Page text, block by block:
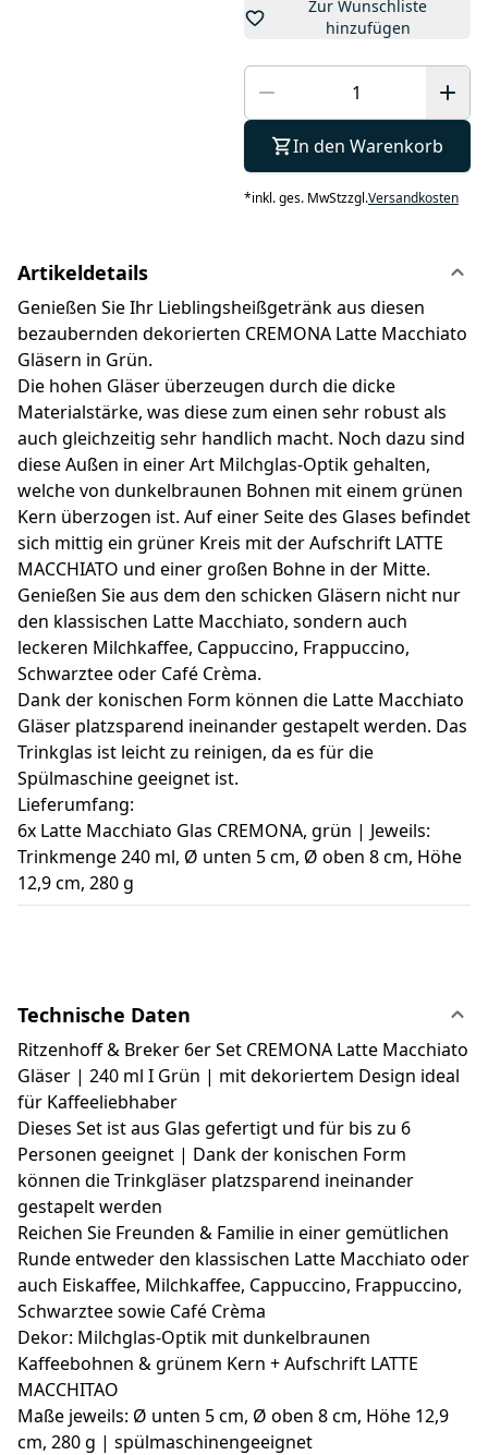
Zur Wunschliste
hinzufügen
In den Warenkorb
*inkl. ges. MwStzzgl.Versandkosten
Artikeldetails
Genießen Sie Ihr Lieblingsheißgetränk aus diesen
bezaubernden dekorierten CREMONA Latte Macchiato
Gläsern in Grün.
Die hohen Gläser überzeugen durch die dicke
Materialstärke, was diese zum einen sehr robust als
auch gleichzeitig sehr handlich macht. Noch dazu sind
diese Außen in einer Art Milchglas-Optik gehalten,
welche von dunkelbraunen Bohnen mit einem grünen
Kern überzogen ist. Auf einer Seite des Glases befindet
sich mittig ein grüner Kreis mit der Aufschrift LATTE
MACCHIATO und einer großen Bohne in der Mitte.
Genießen Sie aus dem den schicken Gläsern nicht nur
den klassischen Latte Macchiato, sondern auch
leckeren Milchkaffee, Cappuccino, Frappuccino,
Schwarztee oder Café Crèma.
Dank der konischen Form können die Latte Macchiato
Gläser platzsparend ineinander gestapelt werden. Das
Trinkglas ist leicht zu reinigen, da es für die
Spülmaschine geeignet ist.
Lieferumfang:
6x Latte Macchiato Glas CREMONA, grün | Jeweils:
Trinkmenge 240 ml, Ø unten 5 cm, Ø oben 8 cm, Höhe
12,9 cm, 280 g
Technische Daten
Ritzenhoff & Breker 6er Set CREMONA Latte Macchiato
Gläser | 240 ml I Grün | mit dekoriertem Design ideal
für Kaffeeliebhaber
Dieses Set ist aus Glas gefertigt und für bis zu 6
Personen geeignet | Dank der konischen Form
können die Trinkgläser platzsparend ineinander
gestapelt werden
Reichen Sie Freunden & Familie in einer gemütlichen
Runde entweder den klassischen Latte Macchiato oder
auch Eiskaffee, Milchkaffee, Cappuccino, Frappuccino,
Schwarztee sowie Café Crèma
Dekor: Milchglas-Optik mit dunkelbraunen
Kaffeebohnen & grünem Kern + Aufschrift LATTE
MACCHITAO
Maße jeweils: Ø unten 5 cm, Ø oben 8 cm, Höhe 12,9
cm, 280 g | spülmaschinengeeignet